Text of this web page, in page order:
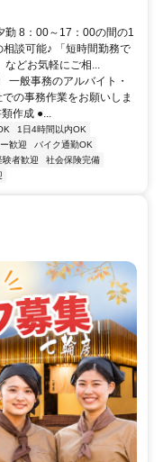
勤 8：00～17：00の間の1
談可能♪ 「短時間勤務で
などお気軽にご相...
一般事務のアルバイト・
の事務作業をお願いしま
作成 ●...
1日4時間以内OK
歓迎
バイク通勤OK
験者歓迎
社会保険完備